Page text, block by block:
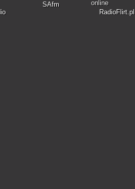
SAfm
RadioFlirt.pl